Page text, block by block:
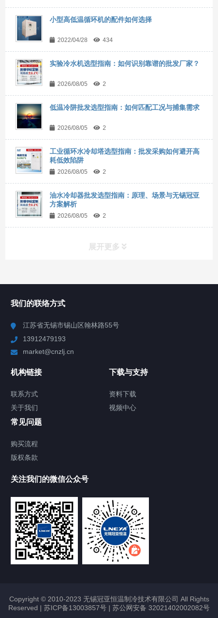
小型高低温循环机的配件如何选择
2022/04/28 434
实验冷水机选型指南：如何识别靠谱的批发厂家？
2026/08/05 2
低温冷阱批发选型指南：如何匹配工况与捕集需求
2026/08/05 2
工业循环水冷却塔选型指南：批发采购如何避开高
耗低效陷阱
2026/08/05 2
油水冷却器批发选型指南：原理、场景与无锡冠亚
方案解析
2026/08/05 2
展开更多
Chiller高精度制冷循环器
TCU温度控制单元
Chiller气体控温系统
Chamber试验箱
FREEZER低温箱
VOCs冷凝回收装置
我们的联络方式
江苏省无锡市锡山区翰林路55号
13912479193
market@cnzlj.cn
机构链接
联系方式
关于我们
下载与支持
资料下载
视频中心
常见问题
购买流程
版权条款
关注我们的微信公众号
Copyright © 2010-2023 无锡冠亚恒温制冷技术有限公司 All Rights
Reserved | 苏ICP备13003857号 | 苏公网安备 32021402002082号